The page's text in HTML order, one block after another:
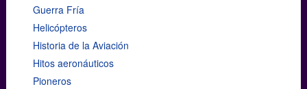
Guerra Fría
Helicópteros
Historia de la Aviación
Hitos aeronáuticos
Pioneros